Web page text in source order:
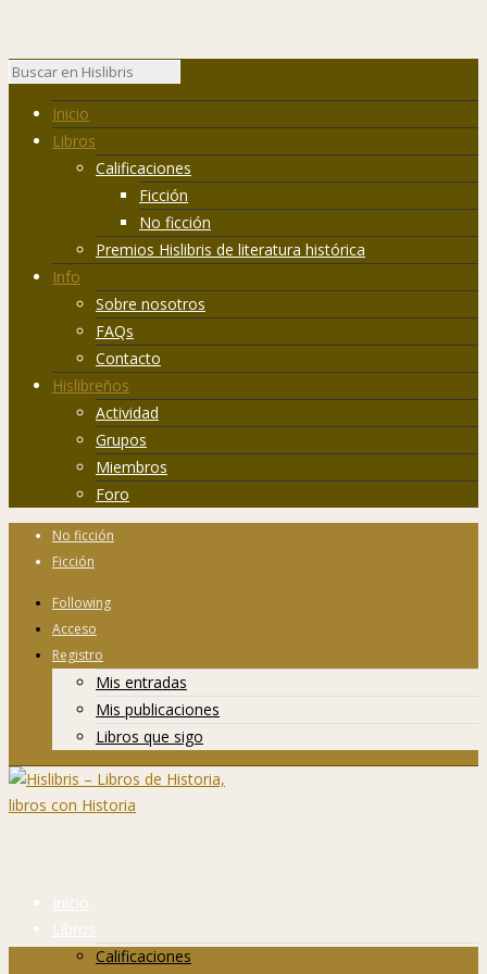
Inicio
Libros
Calificaciones
Ficción
No ficción
Premios Hislibris de literatura histórica
Info
Sobre nosotros
FAQs
Contacto
Hislibreños
Actividad
Grupos
Miembros
Foro
No ficción
Ficción
Following
Acceso
Registro
Mis entradas
Mis publicaciones
Libros que sigo
Inicio
Libros
Calificaciones